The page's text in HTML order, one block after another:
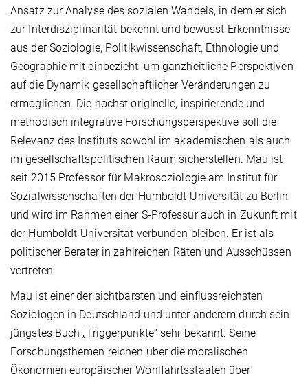
Ansatz zur Analyse des sozialen Wandels, in dem er sich
zur Interdisziplinarität bekennt und bewusst Erkenntnisse
aus der Soziologie, Politikwissenschaft, Ethnologie und
Geographie mit einbezieht, um ganzheitliche Perspektiven
auf die Dynamik gesellschaftlicher Veränderungen zu
ermöglichen. Die höchst originelle, inspirierende und
methodisch integrative Forschungsperspektive soll die
Relevanz des Instituts sowohl im akademischen als auch
im gesellschaftspolitischen Raum sicherstellen. Mau ist
seit 2015 Professor für Makrosoziologie am Institut für
Sozialwissenschaften der Humboldt-Universität zu Berlin
und wird im Rahmen einer S-Professur auch in Zukunft mit
der Humboldt-Universität verbunden bleiben. Er ist als
politischer Berater in zahlreichen Räten und Ausschüssen
vertreten.
Mau ist einer der sichtbarsten und einflussreichsten
Soziologen in Deutschland und unter anderem durch sein
jüngstes Buch „Triggerpunkte“ sehr bekannt. Seine
Forschungsthemen reichen über die moralischen
Ökonomien europäischer Wohlfahrtsstaaten über